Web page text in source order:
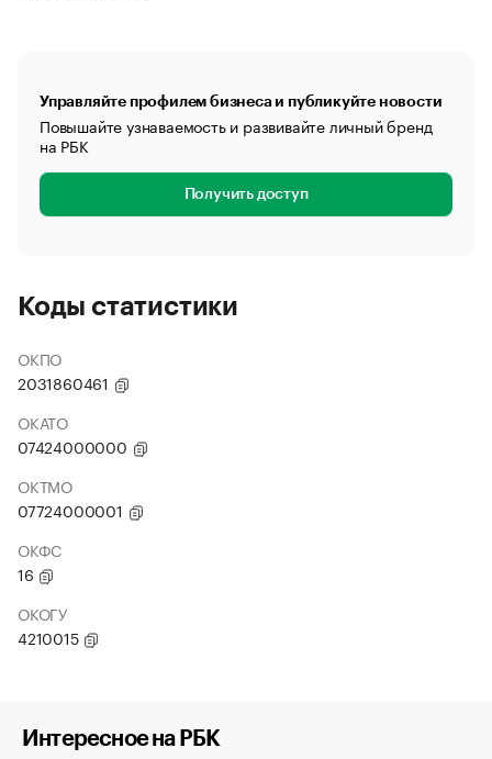
Управляйте профилем бизнеса и публикуйте новости
Повышайте узнаваемость и развивайте личный бренд
на РБК
Получить доступ
Коды статистики
ОКПО
2031860461
ОКАТО
07424000000
ОКТМО
07724000001
ОКФС
16
ОКОГУ
4210015
Интересное на РБК